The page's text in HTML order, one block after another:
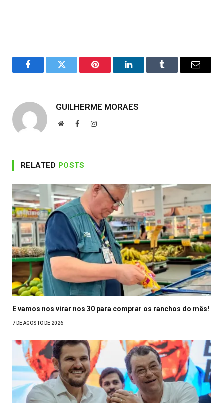
FacebookTwitter Pinterest LinkedInTumblr Email
GUILHERME MORAES
WebsiteFacebookInstagram
RELATED POSTS
E vamos nos virar nos 30 para comprar os ranchos do mês!
7 DE AGOSTO DE 2026